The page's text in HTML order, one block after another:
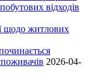
відходів
щодо житлових
2026-04-